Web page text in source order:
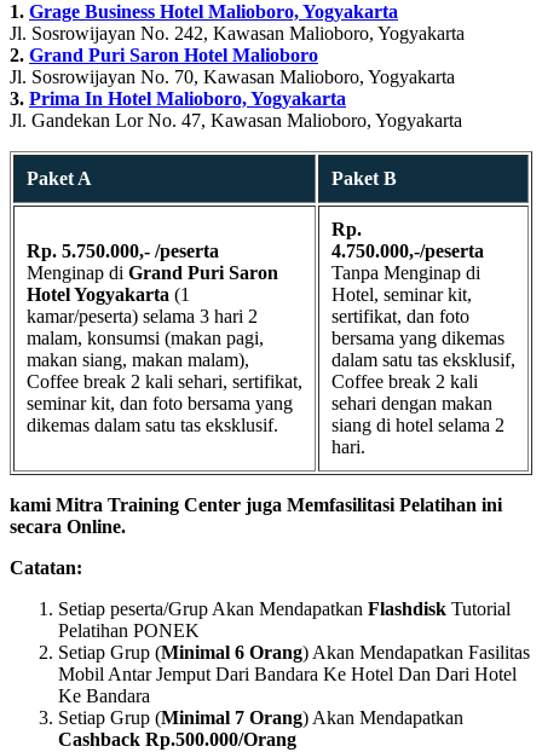
1. Grage Business Hotel Malioboro, Yogyakarta
Jl. Sosrowijayan No. 242, Kawasan Malioboro, Yogyakarta
2. Grand Puri Saron Hotel Malioboro
Jl. Sosrowijayan No. 70, Kawasan Malioboro, Yogyakarta
3. Prima In Hotel Malioboro, Yogyakarta
Jl. Gandekan Lor No. 47, Kawasan Malioboro, Yogyakarta
Paket A Paket B
Rp. 5.750.000,- /peserta
Menginap di Grand Puri Saron
Hotel Yogyakarta (1
kamar/peserta) selama 3 hari 2
malam, konsumsi (makan pagi,
makan siang, makan malam),
Coffee break 2 kali sehari, sertifikat,
seminar kit, dan foto bersama yang
dikemas dalam satu tas eksklusif.
Rp.
4.750.000,-/peserta
Tanpa Menginap di
Hotel, seminar kit,
sertifikat, dan foto
bersama yang dikemas
dalam satu tas eksklusif,
Coffee break 2 kali
sehari dengan makan
siang di hotel selama 2
hari.
kami Mitra Training Center juga Memfasilitasi Pelatihan ini
secara Online.
Catatan:
Setiap peserta/Grup Akan Mendapatkan Flashdisk Tutorial
Pelatihan PONEK
Setiap Grup (Minimal 6 Orang) Akan Mendapatkan Fasilitas
Mobil Antar Jemput Dari Bandara Ke Hotel Dan Dari Hotel
Ke Bandara
Setiap Grup (Minimal 7 Orang) Akan Mendapatkan
Cashback Rp.500.000/Orang